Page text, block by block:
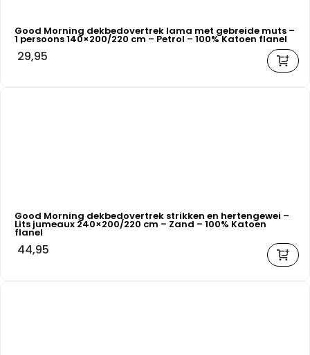
Good Morning dekbedovertrek lama met gebreide muts –
1 persoons 140×200/220 cm – Petrol – 100% Katoen flanel
29,95
Good Morning dekbedovertrek strikken en hertengewei –
Lits jumeaux 240×200/220 cm – Zand – 100% Katoen
flanel
44,95